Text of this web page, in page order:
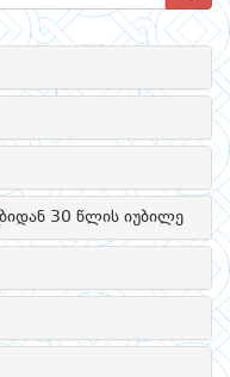
30 წლის იუბილე